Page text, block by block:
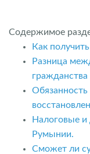
Содержимое
Как
Разница
Налоговые и
Румынии.
Сможет ли